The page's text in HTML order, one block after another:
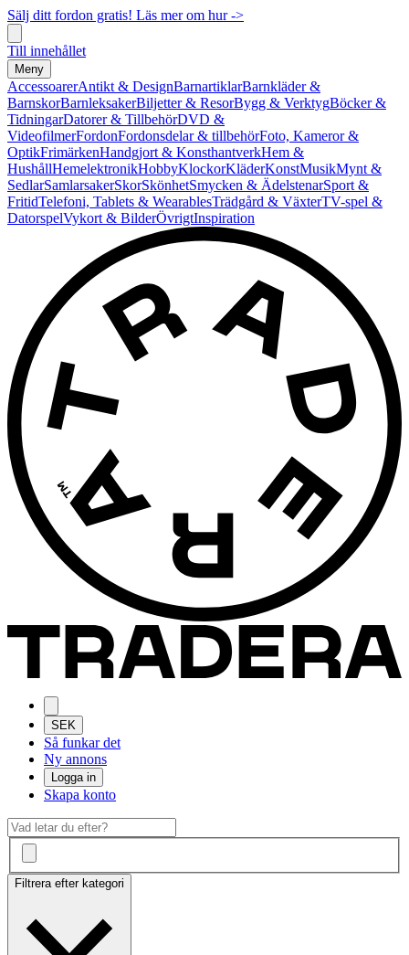
Sälj ditt fordon gratis! Läs mer om hur ->
Till innehållet
Meny
AccessoarerAntikt & DesignBarnartiklarBarnkläder &
BarnskorBarnleksakerBiljetter & ResorBygg & VerktygBöcker &
TidningarDatorer & TillbehörDVD &
VideofilmerFordonFordonsdelar & tillbehörFoto, Kameror &
OptikFrimärkenHandgjort & KonsthantverkHem &
HushållHemelektronikHobbyKlockorKläderKonstMusikMynt &
SedlarSamlarsakerSkorSkönhetSmycken & ÄdelstenarSport &
FritidTelefoni, Tablets & WearablesTrädgård & VäxterTV-spel &
DatorspelVykort & BilderÖvrigtInspiration
SEK
Så funkar det
Ny annons
Logga in
Skapa konto
Filtrera efter kategori